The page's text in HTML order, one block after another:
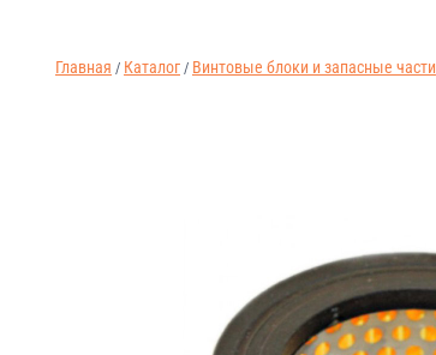
Главная / Каталог / Винтовые блоки и запасные части